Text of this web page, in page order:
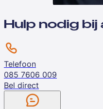
Hulp nodig
Telefoon
085 7606 009
Bel direct